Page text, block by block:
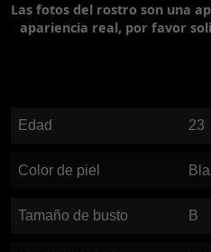
Las fotos del rostro son una
apariencia real, por favor
Edad 23
Color de piel
Tamaño de busto B